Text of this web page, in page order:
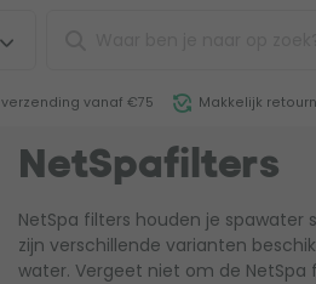
verzending vanaf €75 Makkelijk
NetSpafilters
NetSpa filters houden je spawater
zijn verschillende varianten
water. Vergeet niet om de